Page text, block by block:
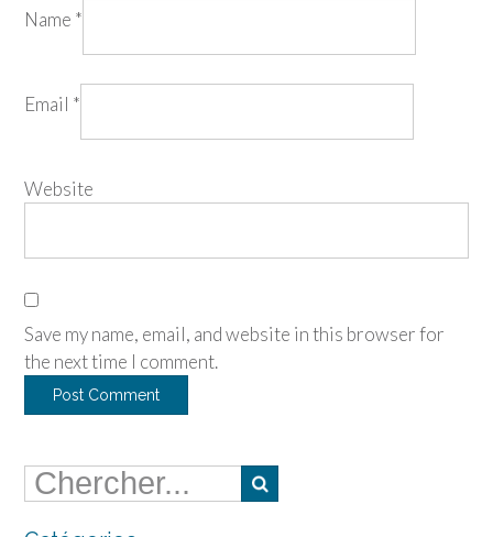
Name *
Email *
Website
Save my name, email, and website in this browser for
the next time I comment.